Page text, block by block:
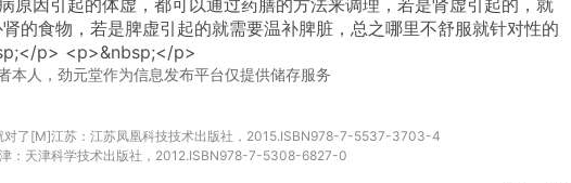
因引起的体虚，都可以通过药膳的方法来调理，若是肾虚引起的，就
的食物，若是脾虚引起的就需要温补脾脏，总之哪里不舒服就针对性的
p> <p>&nbsp;</p>
本人，劲元堂作为信息发布平台仅提供储存服务
对了[M]江苏：江苏凤凰科技技术出版社，2015.ISBN978-7-5537-3703-4